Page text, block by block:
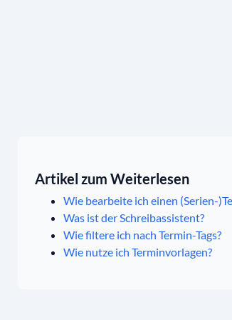
Artikel zum Weiterlesen
Wie bearbeite ich einen (Serien-
Was ist der Schreibassistent?
Wie filtere ich nach Termin-Tags?
Wie nutze ich Terminvorlagen?